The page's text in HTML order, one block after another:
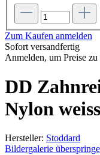
Zum Kaufen anmelden
Sofort versandfertig
Anmelden, um Preise zu
DD
Nylon weiss
Hersteller: Stoddard
Bildergalerie